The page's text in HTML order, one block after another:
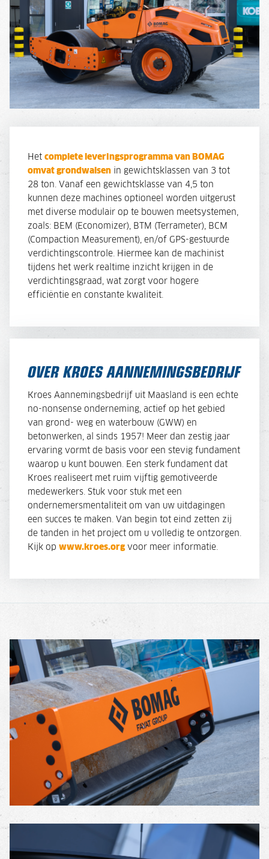
Het complete leveringsprogramma van BOMAG
omvat grondwalsen in gewichtsklassen van 3 tot
28 ton. Vanaf een gewichtsklasse van 4,5 ton
kunnen deze machines optioneel worden uitgerust
met diverse modulair op te bouwen meetsystemen,
zoals: BEM (Economizer), BTM (Terrameter), BCM
(Compaction Measurement), en/of GPS-gestuurde
verdichtingscontrole. Hiermee kan de machinist
tijdens het werk realtime inzicht krijgen in de
verdichtingsgraad, wat zorgt voor hogere
efficiëntie en constante kwaliteit.
OVER KROES AANNEMINGSBEDRIJF
Kroes Aannemingsbedrijf uit Maasland is een echte
no-nonsense onderneming, actief op het gebied
van grond- weg en waterbouw (GWW) en
betonwerken, al sinds 1957! Meer dan zestig jaar
ervaring vormt de basis voor een stevig fundament
waarop u kunt bouwen. Een sterk fundament dat
Kroes realiseert met ruim vijftig gemotiveerde
medewerkers. Stuk voor stuk met een
ondernemersmentaliteit om van uw uitdagingen
een succes te maken. Van begin tot eind zetten zij
de tanden in het project om u volledig te ontzorgen.
Kijk op www.kroes.orgvoor meer informatie.